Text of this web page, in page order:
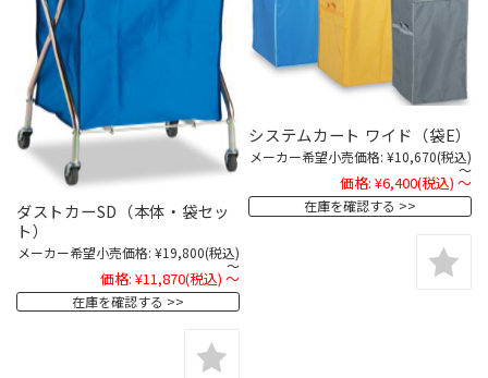
ダストカーSD（本体・袋セッ
ト）
メーカー希望小売価格: ¥19,800(税込)
～
価格: ¥11,870(税込) ～
在庫を確認する
システムカート ワイド（袋E）
メーカー希望小売価格: ¥10,670(税込)
～
価格: ¥6,400(税込) ～
在庫を確認する